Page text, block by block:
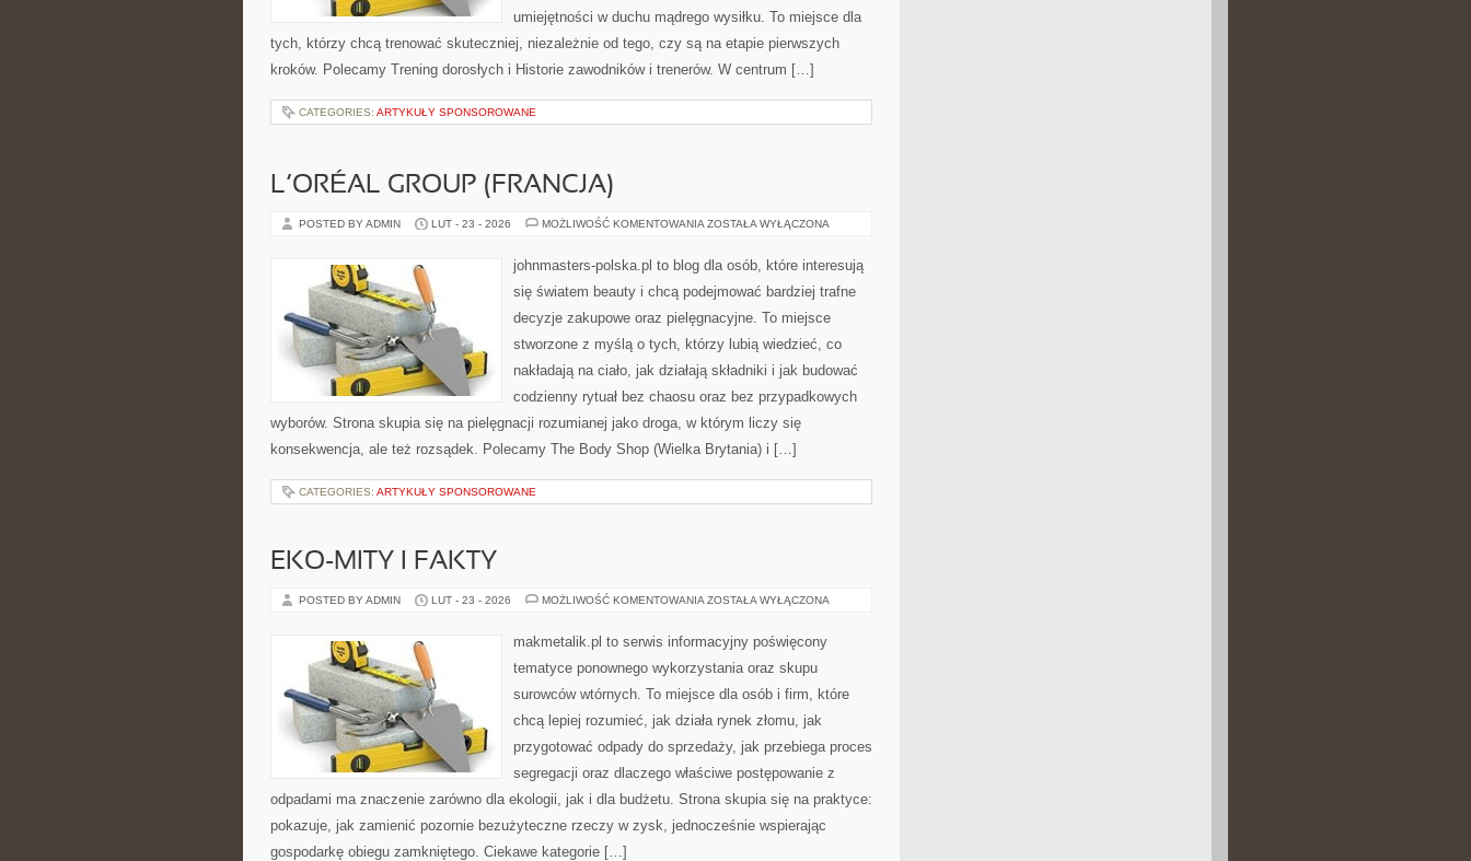
umiejętności w duchu mądrego wysiłku. To miejsce dla
tych, którzy chcą trenować skuteczniej, niezależnie od tego, czy są na etapie pierwszych
kroków. Polecamy Trening dorosłych i Historie zawodników i trenerów. W centrum […]
CATEGORIES: ARTYKUŁY SPONSOROWANE
L’ORÉAL GROUP (FRANCJA)
POSTED BY ADMIN LUT - 23 - 2026 MOŻLIWOŚĆ KOMENTOWANIA L’ORÉAL
ZOSTAŁA WYŁĄCZONA
johnmasters-polska.pl to blog dla osób, które interesują
się światem beauty i chcą podejmować bardziej trafne
decyzje zakupowe oraz pielęgnacyjne. To miejsce
stworzone z myślą o tych, którzy lubią wiedzieć, co
nakładają na ciało, jak działają składniki i jak budować
codzienny rytuał bez chaosu oraz bez przypadkowych
wyborów. Strona skupia się na pielęgnacji rozumianej jako droga, w którym liczy się
konsekwencja, ale też rozsądek. Polecamy The Body Shop (Wielka Brytania) i […]
CATEGORIES: ARTYKUŁY SPONSOROWANE
EKO-MITY I FAKTY
POSTED BY ADMIN LUT - 23 - 2026 MOŻLIWOŚĆ KOMENTOWANIA EKO-
FAKTY
ZOSTAŁA WYŁĄCZONA
makmetalik.pl to serwis informacyjny poświęcony
tematyce ponownego wykorzystania oraz skupu
surowców wtórnych. To miejsce dla osób i firm, które
chcą lepiej rozumieć, jak działa rynek złomu, jak
przygotować odpady do sprzedaży, jak przebiega proces
segregacji oraz dlaczego właściwe postępowanie z
odpadami ma znaczenie zarówno dla ekologii, jak i dla budżetu. Strona skupia się na praktyce:
pokazuje, jak zamienić pozornie bezużyteczne rzeczy w zysk, jednocześnie wspierając
gospodarkę obiegu zamkniętego. Ciekawe kategorie […]